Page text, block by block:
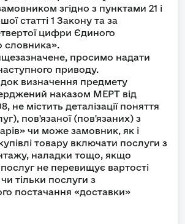
згідно з пунктами 21 і
статті 1 Закону та за
цифри Єдиного
словника».
просимо надати
приводу.
визначення предмету
наказом МЕРТ від
не містить деталізації поняття
пов'язаної (пов'язаних) з
чи може замовник, як і
товару включати послуги з
наладки тощо, якщо
послуг не перевищує вартості
тільки послуги з
постачання «доставки»